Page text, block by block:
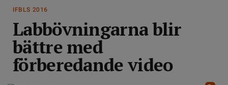
IFBLS 2016
Labbövningarna blir
bättre med
förberedande video